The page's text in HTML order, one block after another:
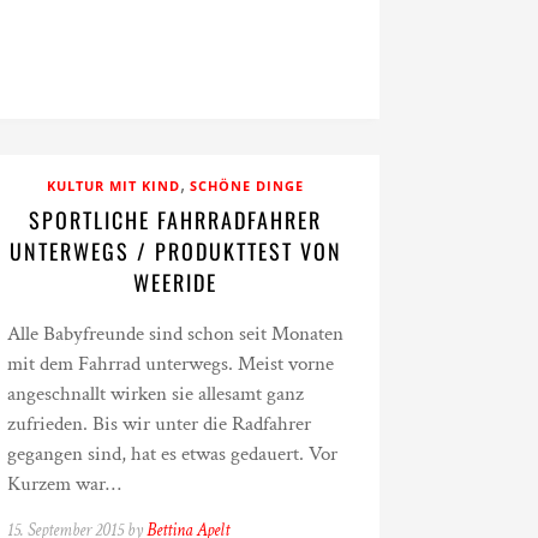
KULTUR MIT KIND, SCHÖNE DINGE
SPORTLICHE FAHRRADFAHRER
UNTERWEGS / PRODUKTTEST VON
WEERIDE
Alle Babyfreunde sind schon seit Monaten
mit dem Fahrrad unterwegs. Meist vorne
angeschnallt wirken sie allesamt ganz
zufrieden. Bis wir unter die Radfahrer
gegangen sind, hat es etwas gedauert. Vor
Kurzem war…
15. September 2015 byBettina Apelt